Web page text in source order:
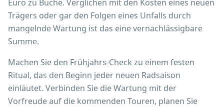
Euro zu Buche. Verglichen mit den Kosten eines neuen
Trägers oder gar den Folgen eines Unfalls durch
mangelnde Wartung ist das eine vernachlässigbare
Summe.
Machen Sie den Frühjahrs-Check zu einem festen
Ritual, das den Beginn jeder neuen Radsaison
einläutet. Verbinden Sie die Wartung mit der
Vorfreude auf die kommenden Touren, planen Sie